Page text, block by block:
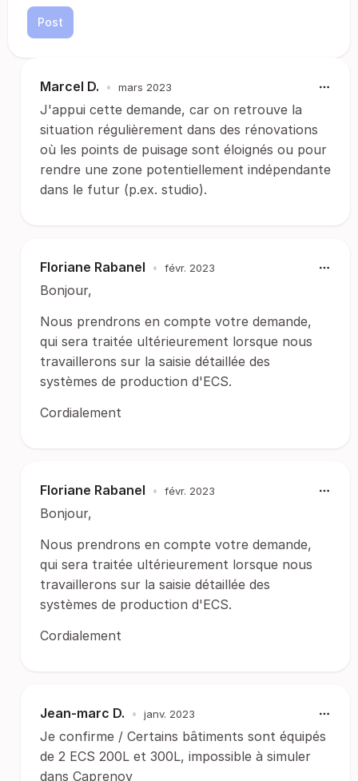
Post
Marcel D. • mars 2023
J'appui cette demande, car on retrouve la
situation régulièrement dans des rénovations
où les points de puisage sont éloignés ou pour
rendre une zone potentiellement indépendante
dans le futur (p.ex. studio).
Floriane Rabanel • févr. 2023
Bonjour,
Nous prendrons en compte votre demande,
qui sera traitée ultérieurement lorsque nous
travaillerons sur la saisie détaillée des
systèmes de production d'ECS.
Cordialement
Floriane Rabanel • févr. 2023
Bonjour,
Nous prendrons en compte votre demande,
qui sera traitée ultérieurement lorsque nous
travaillerons sur la saisie détaillée des
systèmes de production d'ECS.
Cordialement
Jean-marc D. • janv. 2023
Je confirme / Certains bâtiments sont équipés
de 2 ECS 200L et 300L, impossible à simuler
dans Caprenov